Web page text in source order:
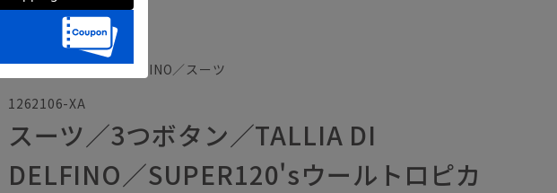
春夏／TALLIA DI DELFINO／スーツ
1262106-XA
スーツ／3つボタン／TALLIA DI
DELFINO／SUPER120'sウールトロピカ